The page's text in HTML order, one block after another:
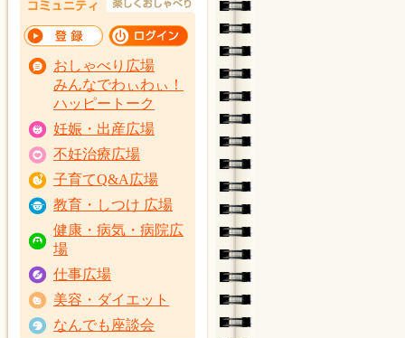
おしゃべり広場
みんなでわぃわぃ！
ハッピートーク
妊娠・出産広場
不妊治療広場
子育てQ&A広場
教育・しつけ 広場
健康・病気・病院広
場
仕事広場
美容・ダイエット
なんでも座談会